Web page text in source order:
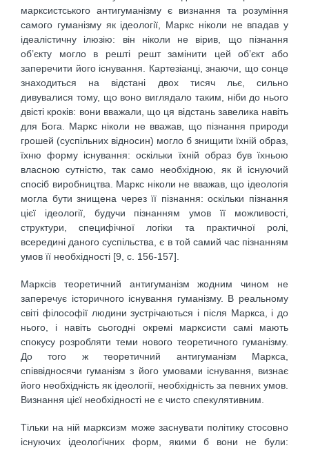
марксистського антигуманізму є визнання та розуміння
самого гуманізму як ідеології, Маркс ніколи не впадав у
ідеалістичну ілюзію: він ніколи не вірив, що пізнання
об’єкту могло в решті решт замінити цей об’єкт або
заперечити його існування. Картезіанці, знаючи, що сонце
знаходиться на відстані двох тисяч льє, сильно
дивувалися тому, що воно виглядало таким, ніби до нього
двісті кроків: вони вважали, що ця відстань завелика навіть
для Бога. Маркс ніколи не вважав, що пізнання природи
грошей (суспільних відносин) могло б знищити їхній образ,
їхню форму існування: оскільки їхній образ був їхньою
власною сутністю, так само необхідною, як й існуючий
спосіб виробництва. Маркс ніколи не вважав, що ідеологія
могла бути знищена через її пізнання: оскільки пізнання
цієї ідеології, будучи пізнанням умов її можливості,
структури, специфічної логіки та практичної ролі,
всередині даного суспільства, є в той самий час пізнанням
умов її необхідності [9, c. 156-157].
Марксів теоретичний антигуманізм жодним чином не
заперечує історичного існування гуманізму. В реальному
світі філософії людини зустрічаються і після Маркса, і до
нього, і навіть сьогодні окремі марксисти самі мають
спокусу розробляти теми нового теоретичного гуманізму.
До того ж теоретичний антигуманізм Маркса,
співвідносячи гуманізм з його умовами існування, визнає
його необхідність як ідеології, необхідність за певних умов.
Визнання цієї необхідності не є чисто спекулятивним.
Тільки на ній марксизм може заснувати політику стосовно
існуючих ідеолоґічних форм, якими б вони не були: